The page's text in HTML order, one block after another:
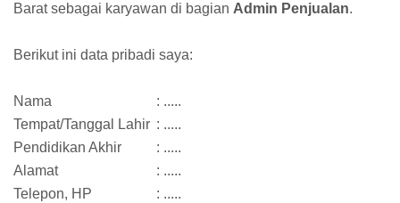
Barat sebagai karyawan di bagian Admin Penjualan.
Berikut ini data pribadi saya:
Nama
: .....
Tempat/Tanggal Lahir : .....
Pendidikan Akhir
: .....
Alamat
: .....
Telepon, HP
: .....